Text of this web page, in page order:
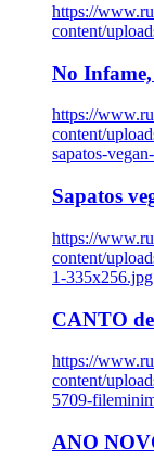
https://
content/
No
https://
content/
sapatos-
Sapatos
https://
content/
1-335x256.jpg
CANTO
https://
content/
5709-
ANO